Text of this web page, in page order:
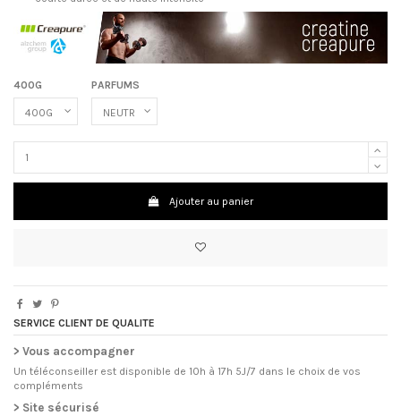
400G PARFUMS
Ajouter au panier
SERVICE CLIENT DE QUALITE
> Vous accompagner
Un téléconseiller est disponible de 10h à 17h 5J/7 dans le choix de vos
compléments
> Site sécurisé